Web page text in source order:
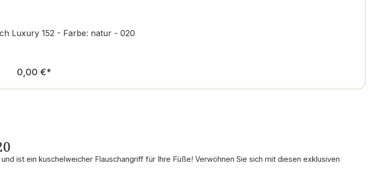
Luxury 152 - Farbe: natur - 020
Regulärer Preis:
0,00 €*
ist ein kuschelweicher Flauschangriff für Ihre Füße! Verwöhnen Sie sich mit diesen exklusiven